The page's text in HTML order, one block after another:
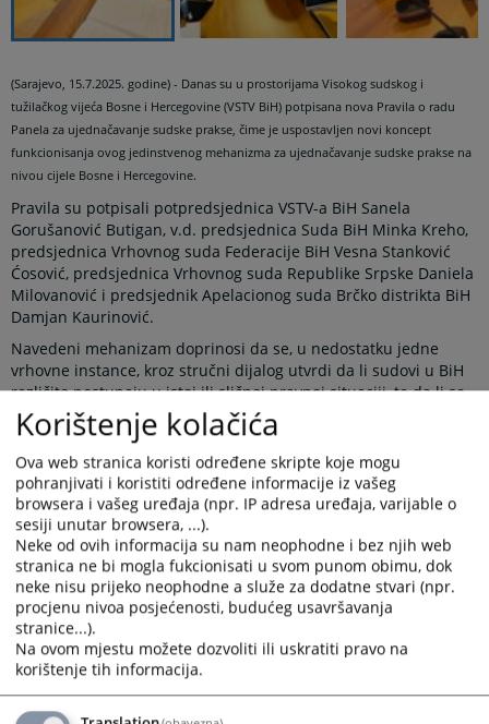
(Sarajevo, 15.7.2025. godine) - Danas su u prostorijama Visokog sudskog i
tužilačkog vijeća Bosne i Hercegovine (VSTV BiH) potpisana nova Pravila o radu
Panela za ujednačavanje sudske prakse, čime je uspostavljen novi koncept
funkcionisanja ovog jedinstvenog mehanizma za ujednačavanje sudske prakse na
nivou cijele Bosne i Hercegovine.
Pravila su potpisali potpredsjednica VSTV-a BiH Sanela
Gorušanović Butigan, v.d. predsjednica Suda BiH Minka Kreho,
predsjednica Vrhovnog suda Federacije BiH Vesna Stanković
Ćosović, predsjednica Vrhovnog suda Republike Srpske Daniela
Milovanović i predsjednik Apelacionog suda Brčko distrikta BiH
Damjan Kaurinović.
Navedeni mehanizam doprinosi da se, u nedostatku jedne
vrhovne instance, kroz stručni dijalog utvrdi da li sudovi u BiH
različito postupaju u istoj ili sličnoj pravnoj situaciji, te da li se
tako različito postupanje može ujednačiti usvajanjem pravnih
shvatanja na nivou sudova najviše instance. Javno objavljivanje
ovih shvatanja omogućava građanima i njihovim zastupnicima
korištenje istih prilikom ostvarivanja svojih prava pred sudom,
čime mogu osigurati veću pravnu sigurnost i jednakost pred
zakonom, bez obzira u kom dijelu države žive.
Novi koncept rada Panela predviđa održavanje većeg broja
sastanaka tokom godine, najmanje po jednog iz oblasti
krivičnog, građanskog i upravnog prava. Teme za sastanke
dogovaraju se na pripremnom sastanku, koji se održava
početkom svake kalendarske godine u prostorijama VSTV-a BiH.
Sastanci Panela se potom organizuju u sudovima najviše
instance, čime je napravljen iskorak u odnosu na raniju praksu
kada su se svi sastanci održavali isključivo u VSTV-u BiH.
Korištenje kolačića
Ova web stranica koristi određene skripte koje mogu
pohranjivati i koristiti određene informacije iz vašeg
browsera i vašeg uređaja (npr. IP adresa uređaja, varijable o
sesiji unutar browsera, ...).
Neke od ovih informacija su nam neophodne i bez njih web
stranica ne bi mogla fukcionisati u svom punom obimu, dok
neke nisu prijeko neophodne a služe za dodatne stvari (npr.
procjenu nivoa posjećenosti, budućeg usavršavanja
stranice...).
Na ovom mjestu možete dozvoliti ili uskratiti pravo na
korištenje tih informacija.